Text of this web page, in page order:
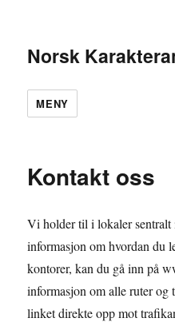
Norsk
MENY
Kontakt oss
Vi holder til i lokaler
informasjon om hvordan du
kontorer, kan du gå inn på
informasjon om alle ruter og
linket direkte opp mot